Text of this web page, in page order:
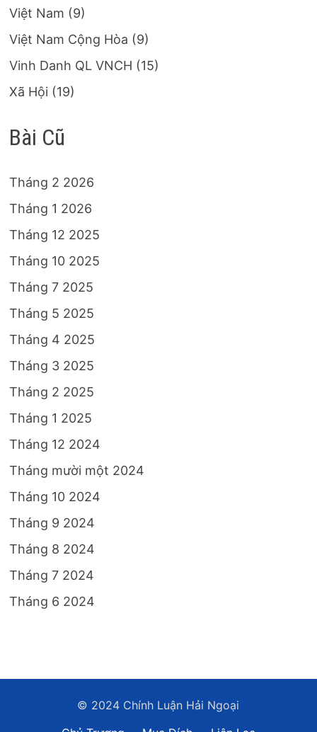
Việt Nam (9)
Việt Nam Cộng Hòa (9)
Vinh Danh QL VNCH (15)
Xã Hội (19)
Bài Cũ
Tháng 2 2026
Tháng 1 2026
Tháng 12 2025
Tháng 10 2025
Tháng 7 2025
Tháng 5 2025
Tháng 4 2025
Tháng 3 2025
Tháng 2 2025
Tháng 1 2025
Tháng 12 2024
Tháng mười một 2024
Tháng 10 2024
Tháng 9 2024
Tháng 8 2024
Tháng 7 2024
Tháng 6 2024
© 2024 Chính Luận Hải Ngoại